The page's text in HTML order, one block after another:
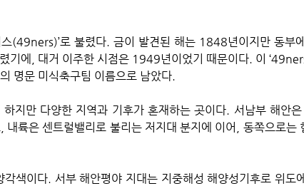
스(49ners)’로 불렸다. 금이 발견된 해는 1848년이지만 동부
기에, 대거 이주한 시점은 1949년이었기 때문이다. 이
명문 미식축구팀 이름으로 남았다.
지만 다양한 지역과 기후가 혼재하는 곳이다. 서남부 해안은
륙은 센트럴밸리로 불리는 저지대 분지에 이어, 동쪽으로는
색이다. 서부 해안평야 지대는 지중해성 해양성기후로 위도